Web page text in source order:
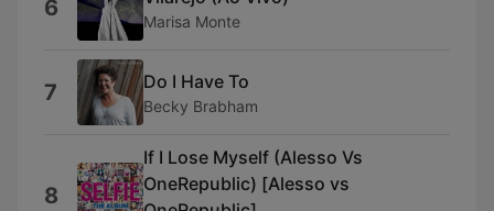
6 Marisa Monte
7 Do I Have To
Becky Brabham
8
If I Lose Myself (Alesso Vs
OneRepublic) [Alesso vs